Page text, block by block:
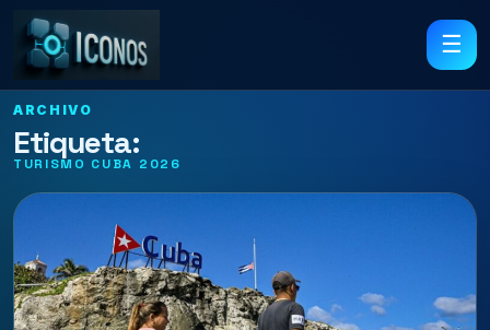
☰
ARCHIVO
Etiqueta:
TURISMO CUBA 2026